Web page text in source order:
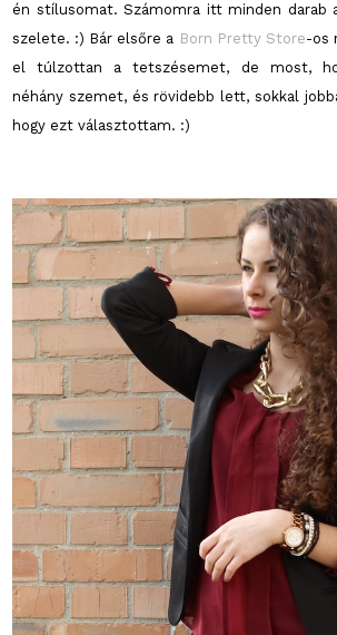
én stílusomat. Számomra itt minden darab
szelete. :) Bár elsőre a Born Pretty Store-os
el túlzottan a tetszésemet, de most,
néhány szemet, és rövidebb lett, sokkal
hogy ezt választottam. :)